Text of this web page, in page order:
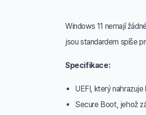
Windows 11 nemají
jsou standardem spíše
Specifikace:
UEFI, který
Secure Boot, jehož